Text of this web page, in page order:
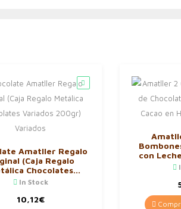
Amatller Regalo
(Caja Regalo
Chocolates
200gr) Variados
In Stock
10,12€
con
Hojas